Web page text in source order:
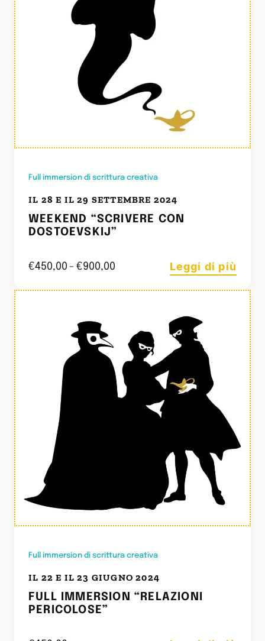
Full immersion di scrittura creativa
IL 28 E IL 29 SETTEMBRE 2024
WEEKEND “SCRIVERE CON
DOSTOEVSKIJ”
€450,00 - €900,00 Leggi di più
Full immersion di scrittura creativa
IL 22 E IL 23 GIUGNO 2024
FULL IMMERSION “RELAZIONI
PERICOLOSE”